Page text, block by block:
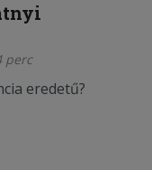
perc
eredetű?